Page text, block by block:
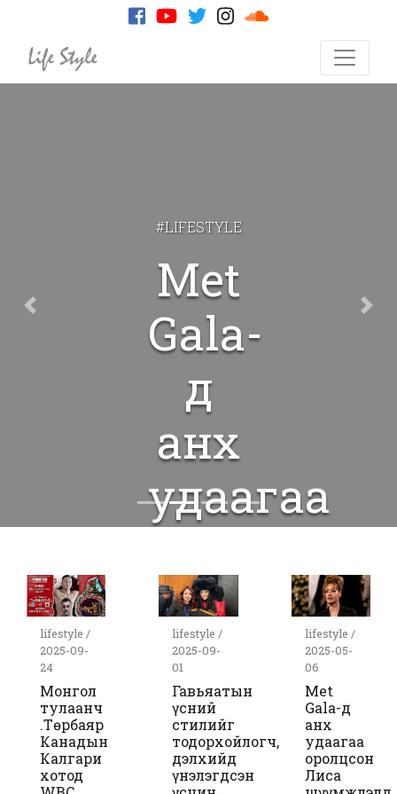
#LIFESTYLE
Met
Gala-
д
анх
удаагаа
Лиса
шүүмжлэлд
өртөв
Previous Slide
lifestyle /
2025-09-
24
Монгол
тулаанч
Ө.Төрбаяр
Канадын
Калгари
хотод
lifestyle /
2025-09-
01
Гавьяатын
үсний
стилийг
тодорхойлогч,
дэлхийд
үнэлэгдсэн
lifestyle /
2025-05-
06
Met
Gala-д
анх
удаагаа
оролцсон
Лиса